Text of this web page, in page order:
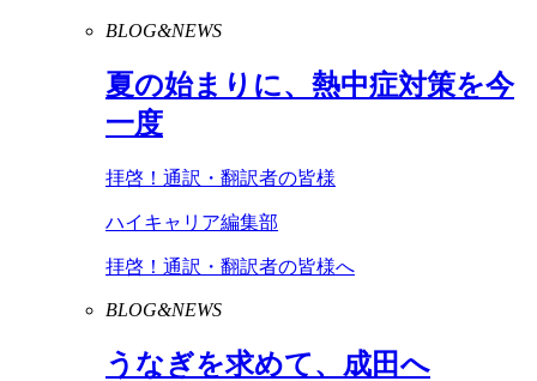
BLOG&NEWS
夏の始まりに、熱中症対策を今
一度
拝啓！通訳・翻訳者の皆様
ハイキャリア編集部
拝啓！通訳・翻訳者の皆様へ
BLOG&NEWS
うなぎを求めて、成田へ